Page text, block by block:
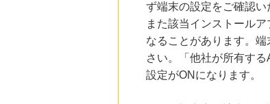
ず端末の設定をご確認
また該当インストール
なることがあります。
さい。「他社が所有す
設定がONになります。